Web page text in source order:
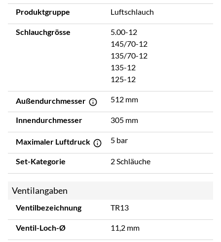
Produktgruppe Luftschlauch
Schlauchgrösse
5.00-12
145/70-12
135/70-12
135-12
125-12
Außendurchmesser 512 mm
Innendurchmesser 305 mm
Maximaler Luftdruck 5 bar
Set-Kategorie 2 Schläuche
Ventilangaben
Ventilbezeichnung TR13
Ventil-Loch-Ø 11,2 mm